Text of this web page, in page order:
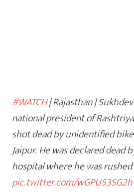
#WATCH| Rajasthan |
national president of
shot dead by unidentified
Jaipur. He was declared dead
hospital where he was
pic.twitter.com/wGPU53SG2h